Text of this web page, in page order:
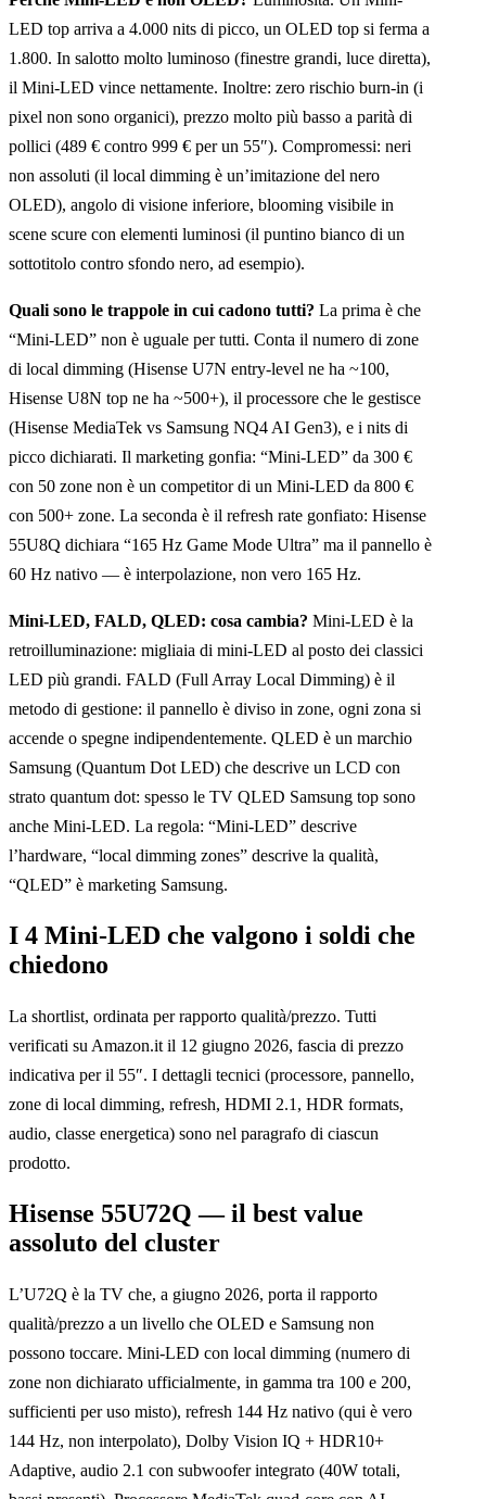
LED top arriva a 4.000 nits di picco, un OLED top si ferma a
1.800. In salotto molto luminoso (finestre grandi, luce diretta),
il Mini-LED vince nettamente. Inoltre: zero rischio burn-in (i
pixel non sono organici), prezzo molto più basso a parità di
pollici (489 € contro 999 € per un 55″). Compromessi: neri
non assoluti (il local dimming è un’imitazione del nero
OLED), angolo di visione inferiore, blooming visibile in
scene scure con elementi luminosi (il puntino bianco di un
sottotitolo contro sfondo nero, ad esempio).
Quali sono le trappole in cui cadono tutti? La prima è che
“Mini-LED” non è uguale per tutti. Conta il numero di zone
di local dimming (Hisense U7N entry-level ne ha ~100,
Hisense U8N top ne ha ~500+), il processore che le gestisce
(Hisense MediaTek vs Samsung NQ4 AI Gen3), e i nits di
picco dichiarati. Il marketing gonfia: “Mini-LED” da 300 €
con 50 zone non è un competitor di un Mini-LED da 800 €
con 500+ zone. La seconda è il refresh rate gonfiato: Hisense
55U8Q dichiara “165 Hz Game Mode Ultra” ma il pannello è
60 Hz nativo — è interpolazione, non vero 165 Hz.
Mini-LED, FALD, QLED: cosa cambia? Mini-LED è la
retroilluminazione: migliaia di mini-LED al posto dei classici
LED più grandi. FALD (Full Array Local Dimming) è il
metodo di gestione: il pannello è diviso in zone, ogni zona si
accende o spegne indipendentemente. QLED è un marchio
Samsung (Quantum Dot LED) che descrive un LCD con
strato quantum dot: spesso le TV QLED Samsung top sono
anche Mini-LED. La regola: “Mini-LED” descrive
l’hardware, “local dimming zones” descrive la qualità,
“QLED” è marketing Samsung.
I 4 Mini-LED che valgono i soldi che
chiedono
La shortlist, ordinata per rapporto qualità/prezzo. Tutti
verificati su Amazon.it il 12 giugno 2026, fascia di prezzo
indicativa per il 55″. I dettagli tecnici (processore, pannello,
zone di local dimming, refresh, HDMI 2.1, HDR formats,
audio, classe energetica) sono nel paragrafo di ciascun
prodotto.
Hisense 55U72Q — il best value
assoluto del cluster
L’U72Q è la TV che, a giugno 2026, porta il rapporto
qualità/prezzo a un livello che OLED e Samsung non
possono toccare. Mini-LED con local dimming (numero di
zone non dichiarato ufficialmente, in gamma tra 100 e 200,
sufficienti per uso misto), refresh 144 Hz nativo (qui è vero
144 Hz, non interpolato), Dolby Vision IQ + HDR10+
Adaptive, audio 2.1 con subwoofer integrato (40W totali,